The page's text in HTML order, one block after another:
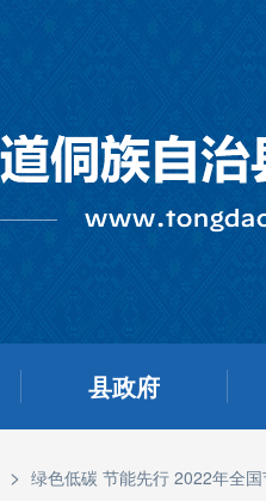
县政府
> 绿色低碳 节能先行 2022年全